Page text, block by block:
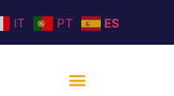
IT PT ES